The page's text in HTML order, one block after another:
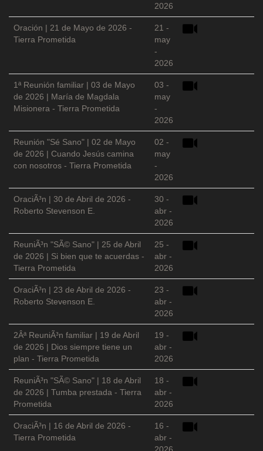
2026
Oración | 21 de Mayo de 2026 -
Tierra Prometida
21 -
may
-
2026
1ª Reunión familiar | 03 de Mayo
de 2026 | María de Magdala
Misionera - Tierra Prometida
03 -
may
-
2026
Reunión "Sé Sano" | 02 de Mayo
de 2026 | Cuando Jesús camina
con nosotros - Tierra Prometida
02 -
may
-
2026
OraciÃ³n | 30 de Abril de 2026 -
Roberto Stevenson E.
30 -
abr -
2026
ReuniÃ³n "SÃ© Sano" | 25 de Abril
de 2026 | Si bien que te acuerdas -
Tierra Prometida
25 -
abr -
2026
OraciÃ³n | 23 de Abril de 2026 -
Roberto Stevenson E.
23 -
abr -
2026
2Âª ReuniÃ³n familiar | 19 de Abril
de 2026 | Dios siempre tiene un
plan - Tierra Prometida
19 -
abr -
2026
ReuniÃ³n "SÃ© Sano" | 18 de Abril
de 2026 | Tumba prestada - Tierra
Prometida
18 -
abr -
2026
OraciÃ³n | 16 de Abril de 2026 -
Tierra Prometida
16 -
abr -